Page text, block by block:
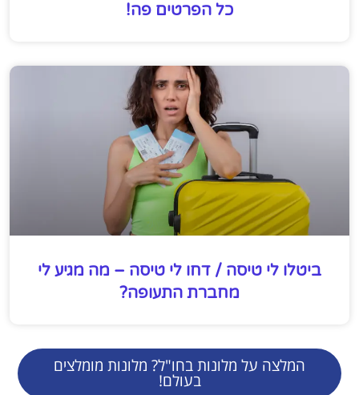
כל הפרטים פה!
ביטלו לי טיסה / דחו לי טיסה – מה מגיע לי
מחברת התעופה?
המלצה על מלונות בחו"ל? מלונות מומלצים
בעולם!